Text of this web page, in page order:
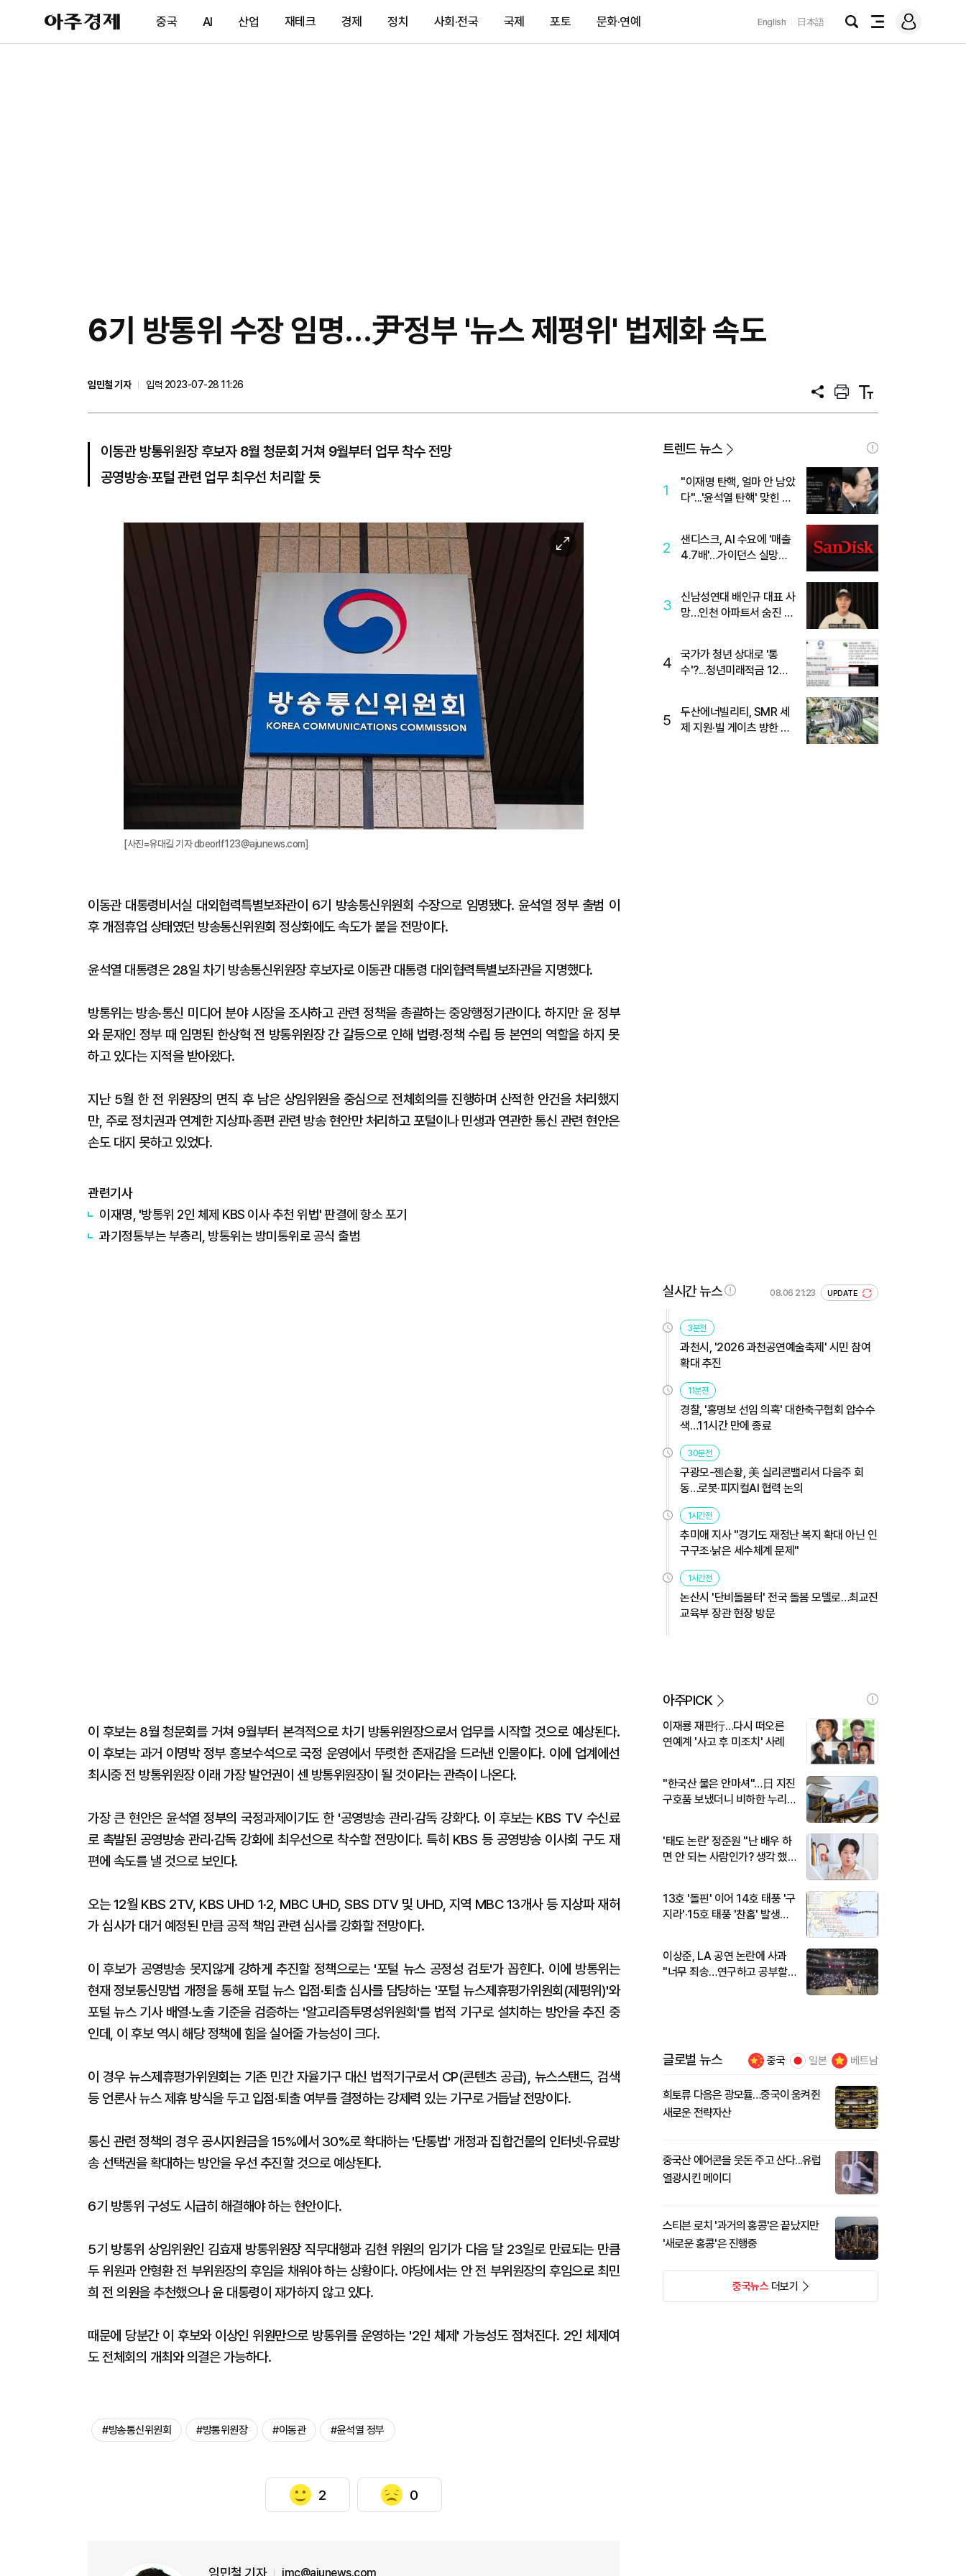
아
주
제
중국 AI 산업 재테크 경제 정치 사회·전국 국제 포토 문화·연예 English 日本語
검
전
메
그
6기 방통위 수장 임명…尹정부 '뉴스 제평위' 법제화 속도
임민철 기자
입력 2023-07-28 11:26
공
프
트
텍
트
이동관 방통위원장 후보자 8월 청문회 거쳐 9월부터 업무 착수 전망
공영방송·포털 관련 업무 최우선 처리할 듯
이
[사진=유대길 기자 dbeorlf123@ajunews.com]
이동관 대통령비서실 대외협력특별보좌관이 6기 방송통신위원회 수장으로 임명됐다. 윤석열 정부 출범 이
후 개점휴업 상태였던 방송통신위원회 정상화에도 속도가 붙을 전망이다.
윤석열 대통령은 28일 차기 방송통신위원장 후보자로 이동관 대통령 대외협력특별보좌관을 지명했다.
방통위는 방송·통신 미디어 분야 시장을 조사하고 관련 정책을 총괄하는 중앙행정기관이다. 하지만 윤 정부
와 문재인 정부 때 임명된 한상혁 전 방통위원장 간 갈등으로 인해 법령·정책 수립 등 본연의 역할을 하지 못
하고 있다는 지적을 받아왔다.
지난 5월 한 전 위원장의 면직 후 남은 상임위원을 중심으로 전체회의를 진행하며 산적한 안건을 처리했지
만, 주로 정치권과 연계한 지상파·종편 관련 방송 현안만 처리하고 포털이나 민생과 연관한 통신 관련 현안은
손도 대지 못하고 있었다.
관련기사
이재명, '방통위 2인 체제 KBS 이사 추천 위법' 판결에 항소 포기
과기정통부는 부총리, 방통위는 방미통위로 공식 출범
이 후보는 8월 청문회를 거쳐 9월부터 본격적으로 차기 방통위원장으로서 업무를 시작할 것으로 예상된다.
이 후보는 과거 이명박 정부 홍보수석으로 국정 운영에서 뚜렷한 존재감을 드러낸 인물이다. 이에 업계에선
최시중 전 방통위원장 이래 가장 발언권이 센 방통위원장이 될 것이라는 관측이 나온다.
가장 큰 현안은 윤석열 정부의 국정과제이기도 한 '공영방송 관리·감독 강화'다. 이 후보는 KBS TV 수신료
로 촉발된 공영방송 관리·감독 강화에 최우선으로 착수할 전망이다. 특히 KBS 등 공영방송 이사회 구도 재
편에 속도를 낼 것으로 보인다.
오는 12월 KBS 2TV, KBS UHD 1·2, MBC UHD, SBS DTV 및 UHD, 지역 MBC 13개사 등 지상파 재허
가 심사가 대거 예정된 만큼 공적 책임 관련 심사를 강화할 전망이다.
이 후보가 공영방송 못지않게 강하게 추진할 정책으로는 '포털 뉴스 공정성 검토'가 꼽힌다. 이에 방통위는
현재 정보통신망법 개정을 통해 포털 뉴스 입점·퇴출 심사를 담당하는 '포털 뉴스제휴평가위원회(제평위)'와
포털 뉴스 기사 배열·노출 기준을 검증하는 '알고리즘투명성위원회'를 법적 기구로 설치하는 방안을 추진 중
인데, 이 후보 역시 해당 정책에 힘을 실어줄 가능성이 크다.
이 경우 뉴스제휴평가위원회는 기존 민간 자율기구 대신 법적기구로서 CP(콘텐츠 공급), 뉴스스탠드, 검색
등 언론사 뉴스 제휴 방식을 두고 입점·퇴출 여부를 결정하는 강제력 있는 기구로 거듭날 전망이다.
통신 관련 정책의 경우 공시지원금을 15%에서 30%로 확대하는 '단통법' 개정과 집합건물의 인터넷·유료방
송 선택권을 확대하는 방안을 우선 추진할 것으로 예상된다.
6기 방통위 구성도 시급히 해결해야 하는 현안이다.
5기 방통위 상임위원인 김효재 방통위원장 직무대행과 김현 위원의 임기가 다음 달 23일로 만료되는 만큼
두 위원과 안형환 전 부위원장의 후임을 채워야 하는 상황이다. 야당에서는 안 전 부위원장의 후임으로 최민
희 전 의원을 추천했으나 윤 대통령이 재가하지 않고 있다.
때문에 당분간 이 후보와 이상인 위원만으로 방통위를 운영하는 '2인 체제' 가능성도 점쳐진다. 2인 체제여
도 전체회의 개최와 의결은 가능하다.
#방송통신위원회 #방통위원장 #이동관 #윤석열 정부
2 0
임민철 기자 imc@ajunews.com
트렌드 뉴스
1
"이재명 탄핵, 얼마 안 남았
다"...'윤석열 탄핵' 맞힌 무
2
샌디스크, AI 수요에 '매출
4.7배'…가이던스 실망에
3
신남성연대 배인규 대표 사
망…인천 아파트서 숨진 채
4
국가가 청년 상대로 '통
수'?...청년미래적금 12%
5
두산에너빌리티, SMR 세
제 지원·빌 게이츠 방한 기
실시간 뉴스 08.06 21:23 UPDATE
3분전
과천시, '2026 과천공연예술축제' 시민 참여
확대 추진
11분전
경찰, '홍명보 선임 의혹' 대한축구협회 압수수
색…11시간 만에 종료
30분전
구광모-젠슨황, 美 실리콘밸리서 다음주 회
동…로봇·피지컬AI 협력 논의
1시간전
추미애 지사 "경기도 재정난 복지 확대 아닌 인
구구조·낡은 세수체계 문제"
1시간전
논산시 '단비돌봄터' 전국 돌봄 모델로…최교진
교육부 장관 현장 방문
아주PICK
이재룡 재판行…다시 떠오른
연예계 '사고 후 미조치' 사례
"한국산 물은 안마셔"…日 지진
구호품 보냈더니 비하한 누리
'태도 논란' 정준원 "난 배우 하
면 안 되는 사람인가? 생각 했
13호 '돌핀' 이어 14호 태풍 '구
지라'·15호 태풍 '찬홈' 발생…
이상준, LA 공연 논란에 사과
"너무 죄송…연구하고 공부할
글로벌 뉴스 중국 일본 베트남
희토류 다음은 광모듈…중국이 움켜쥔
새로운 전략자산
중국산 에어콘을 웃돈 주고 산다...유럽
열광시킨 메이디
스티븐 로치 '과거의 홍콩'은 끝났지만
'새로운 홍콩'은 진행중
중국뉴스더보기